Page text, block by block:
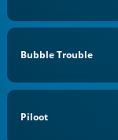
Bubble Trouble
Piloot